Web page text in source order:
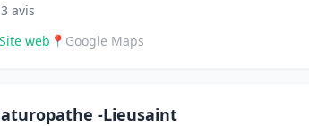
avis
Site web 📍 Google Maps
-Lieusaint